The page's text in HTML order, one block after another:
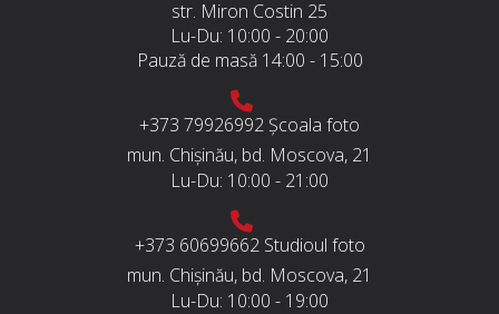
str. Miron Costin 25
Lu-Du: 10:00 - 20:00
Pauză de masă 14:00 - 15:00
+373 79926992 Școala foto
mun. Chișinău, bd. Moscova, 21
Lu-Du: 10:00 - 21:00
+373 60699662 Studioul foto
mun. Chișinău, bd. Moscova, 21
Lu-Du: 10:00 - 19:00